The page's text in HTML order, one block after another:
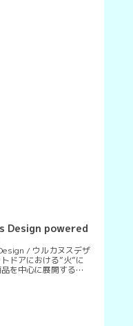
Design powered
/ ウルカヌスデザ
ドアにおける”火”に
を中心に展開するブ